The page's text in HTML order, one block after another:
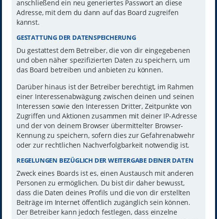
anschließend ein neu generiertes Passwort an diese
Adresse, mit dem du dann auf das Board zugreifen
kannst.
GESTATTUNG DER DATENSPEICHERUNG
Du gestattest dem Betreiber, die von dir eingegebenen
und oben näher spezifizierten Daten zu speichern, um
das Board betreiben und anbieten zu können.
Darüber hinaus ist der Betreiber berechtigt, im Rahmen
einer Interessenabwägung zwischen deinen und seinen
Interessen sowie den Interessen Dritter, Zeitpunkte von
Zugriffen und Aktionen zusammen mit deiner IP-Adresse
und der von deinem Browser übermittelter Browser-
Kennung zu speichern, sofern dies zur Gefahrenabwehr
oder zur rechtlichen Nachverfolgbarkeit notwendig ist.
REGELUNGEN BEZÜGLICH DER WEITERGABE DEINER DATEN
Zweck eines Boards ist es, einen Austausch mit anderen
Personen zu ermöglichen. Du bist dir daher bewusst,
dass die Daten deines Profils und die von dir erstellten
Beiträge im Internet öffentlich zugänglich sein können.
Der Betreiber kann jedoch festlegen, dass einzelne